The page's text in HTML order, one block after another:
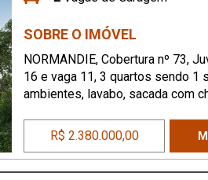
SOBRE O IMÓVEL
NORMANDIE, Cobertura nº 73,
16 e vaga 11, 3 quartos sendo 1
ambientes, lavabo, sacada com
R$ 2.380.000,00